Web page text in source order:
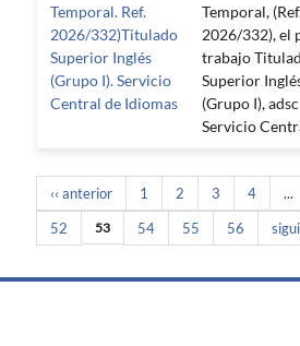
Temporal. Ref.
2026/332)Titulado
Superior Inglés
(Grupo I). Servicio
Central de Idiomas
Temporal,
2026/332), el
trabajo
Superior
(Grupo I),
Servicio
‹‹ anterior 1 2 3 4 ...
52
53 54 55 56